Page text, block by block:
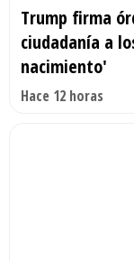
Trump firma
ciudadanía a
nacimiento'
Hace 12 horas